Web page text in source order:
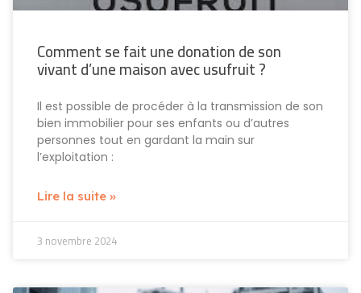
Comment se fait une donation de son
vivant d’une maison avec usufruit ?
Il est possible de procéder à la transmission de son
bien immobilier pour ses enfants ou d’autres
personnes tout en gardant la main sur
l’exploitation :
Lire la suite »
3 novembre 2024